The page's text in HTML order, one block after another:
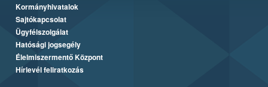
Kormányhivatalok
Sajtókapcsolat
Ügyfélszolgálat
Hatósági jogsegély
Élelmiszermentő Központ
Hírlevél feliratkozás